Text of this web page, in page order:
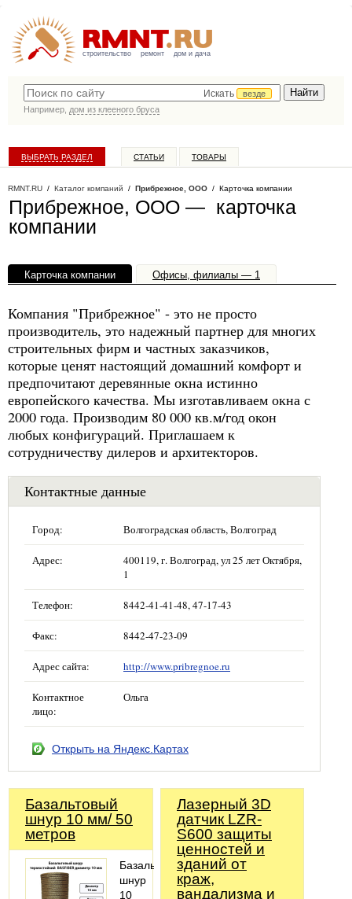
строительство ремонт дом и дача
Искать
везде
Например, дом из клееного бруса
ВЫБРАТЬ РАЗДЕЛ СТАТЬИ ТОВАРЫ
RMNT.RU / Каталог компаний / Прибрежное, ООО / Карточка компании
Прибрежное, ООО — карточка
компании
Карточка компании Офисы, филиалы — 1
Компания "Прибрежное" - это не просто
производитель, это надежный партнер для многих
строительных фирм и частных заказчиков,
которые ценят настоящий домашний комфорт и
предпочитают деревянные окна истинно
европейского качества. Мы изготавливаем окна с
2000 года. Производим 80 000 кв.м/год окон
любых конфигураций. Приглашаем к
сотрудничеству дилеров и архитекторов.
Контактные данные
Город: Волгоградская область, Волгоград
Адрес:
400119, г. Волгоград, ул 25 лет Октября,
1
Телефон: 8442-41-41-48, 47-17-43
Факс: 8442-47-23-09
Адрес сайта: http://www.pribregnoe.ru
Контактное
лицо:
Ольга
Открыть на Яндекс.Картах
Базальтовый
шнур 10 мм/ 50
метров
Базальтовый
шнур
10
Лазерный 3D
датчик LZR-
S600 защиты
ценностей и
зданий от
краж,
вандализма и